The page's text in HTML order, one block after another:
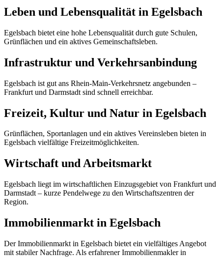
Leben und Lebensqualität in Egelsbach
Egelsbach bietet eine hohe Lebensqualität durch gute Schulen,
Grünflächen und ein aktives Gemeinschaftsleben.
Infrastruktur und Verkehrsanbindung
Egelsbach ist gut ans Rhein-Main-Verkehrsnetz angebunden –
Frankfurt und Darmstadt sind schnell erreichbar.
Freizeit, Kultur und Natur in Egelsbach
Grünflächen, Sportanlagen und ein aktives Vereinsleben bieten in
Egelsbach vielfältige Freizeitmöglichkeiten.
Wirtschaft und Arbeitsmarkt
Egelsbach liegt im wirtschaftlichen Einzugsgebiet von Frankfurt und
Darmstadt – kurze Pendelwege zu den Wirtschaftszentren der
Region.
Immobilienmarkt in Egelsbach
Der Immobilienmarkt in Egelsbach bietet ein vielfältiges Angebot
mit stabiler Nachfrage. Als erfahrener Immobilienmakler in